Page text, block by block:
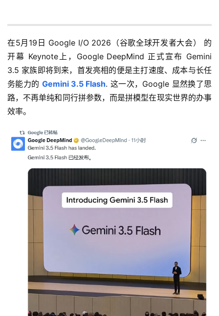
在5月19日 Google I/O 2026（谷歌全球开发者大会） 的
开幕 Keynote上，Google DeepMind 正式宣布 Gemini
3.5 家族即将到来，首发亮相的便是主打速度、成本与长任
务能力的 Gemini 3.5 Flash. 这一次，Google 显然换了思
路，不再单纯和同行拼参数，而是拼模型在现实世界的办事
效率。